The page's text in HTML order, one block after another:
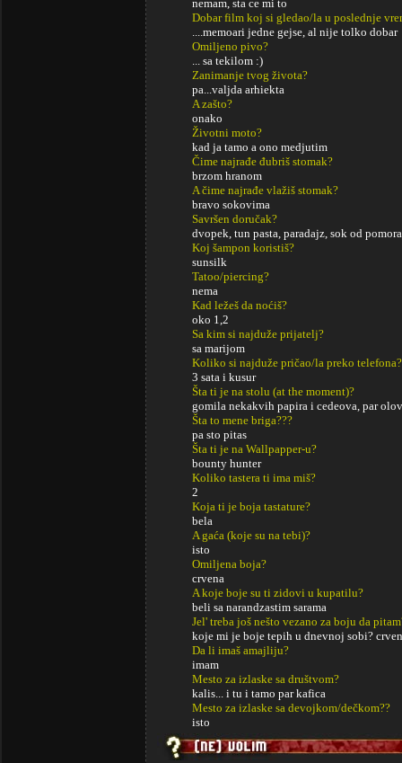
nemam, sta ce mi to
Dobar film koj si gledao/la u poslednje
....memoari jedne gejse, al nije tolko dobar
Omiljeno pivo?
... sa tekilom :)
Zanimanje tvog života?
pa...valjda arhiekta
A zašto?
onako
Životni moto?
kad ja tamo a ono medjutim
Čime najrađe đubriš stomak?
brzom hranom
A čime najrađe vlažiš stomak?
bravo sokovima
Savršen doručak?
dvopek, tun pasta, paradajz, sok od
Koj šampon koristiš?
sunsilk
Tatoo/piercing?
nema
Kad ležeš da noćiš?
oko 1,2
Sa kim si najduže prijatelj?
sa marijom
Koliko si najduže pričao/la preko telefona?
3 sata i kusur
Šta ti je na stolu (at the moment)?
gomila nekakvih papira i cedeova, par
Šta to mene briga???
pa sto pitas
Šta ti je na Wallpapper-u?
bounty hunter
Koliko tastera ti ima miš?
2
Koja ti je boja tastature?
bela
A gaća (koje su na tebi)?
isto
Omiljena boja?
crvena
A koje boje su ti zidovi u kupatilu?
beli sa narandzastim sarama
Jel' treba još nešto vezano za boju da
koje mi je boje tepih u dnevnoj sobi?
Da li imaš amajliju?
imam
Mesto za izlaske sa društvom?
kalis... i tu i tamo par kafica
Mesto za izlaske sa devojkom/dečkom??
isto